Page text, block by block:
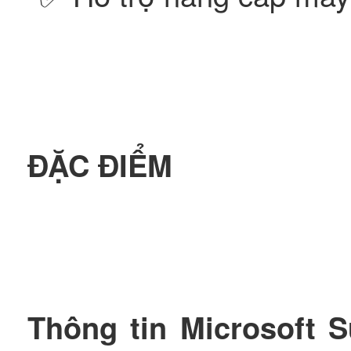
ĐẶC ĐIỂM
Thông tin Microsoft